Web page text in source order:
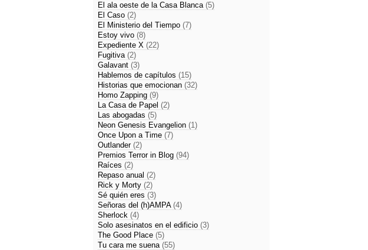
El ala oeste de la Casa Blanca (5)
El Caso (2)
El Ministerio del Tiempo (7)
Estoy vivo (8)
Expediente X (22)
Fugitiva (2)
Galavant (3)
Hablemos de capítulos (15)
Historias que emocionan (32)
Homo Zapping (9)
La Casa de Papel (2)
Las abogadas (5)
Neon Genesis Evangelion (1)
Once Upon a Time (7)
Outlander (2)
Premios Terror in Blog (94)
Raíces (2)
Repaso anual (2)
Rick y Morty (2)
Sé quién eres (3)
Señoras del (h)AMPA (4)
Sherlock (4)
Solo asesinatos en el edificio (3)
The Good Place (5)
Tu cara me suena (55)